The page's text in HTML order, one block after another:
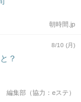
朝時間.jp
8/10 (月)
？
編集部（協力：eステ）